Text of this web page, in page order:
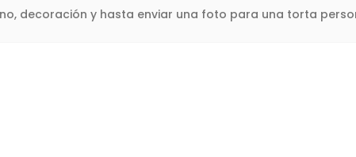
decoración y hasta enviar una foto para una torta